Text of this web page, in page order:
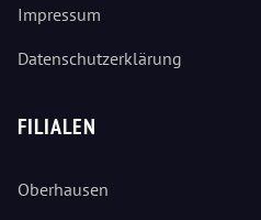
Impressum
Datenschutzerklärung
FILIALEN
Oberhausen